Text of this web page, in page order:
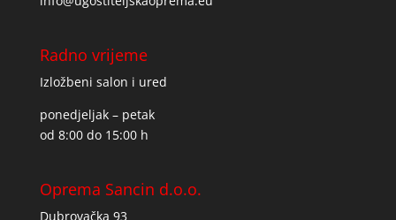
Radno vrijeme
Izložbeni salon i ured
ponedjeljak – petak
od 8:00 do 15:00 h
Oprema Sancin d.o.o.
Dubrovačka 93